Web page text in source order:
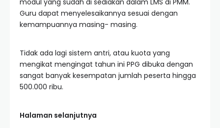
modul yang sudah di sediakan dalam LMS di PMM.
Guru dapat menyelesaikannya sesuai dengan
kemampuannya masing- masing.
Tidak ada lagi sistem antri, atau kuota yang
mengikat mengingat tahun ini PPG dibuka dengan
sangat banyak kesempatan jumlah peserta hingga
500.000 ribu.
Halaman selanjutnya